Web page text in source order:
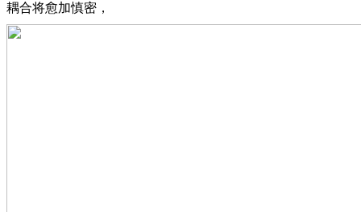
耦合将愈加慎密，